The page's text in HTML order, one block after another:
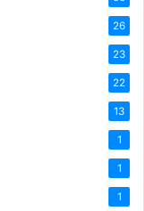
26
23
22
13
1
1
1